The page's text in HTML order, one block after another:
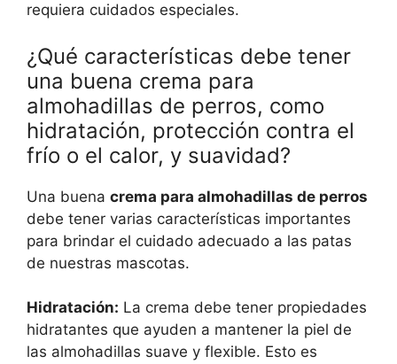
requiera cuidados especiales.
¿Qué características debe tener
una buena crema para
almohadillas de perros, como
hidratación, protección contra el
frío o el calor, y suavidad?
Una buena crema para almohadillas de perros
debe tener varias características importantes
para brindar el cuidado adecuado a las patas
de nuestras mascotas.
Hidratación: La crema debe tener propiedades
hidratantes que ayuden a mantener la piel de
las almohadillas suave y flexible. Esto es